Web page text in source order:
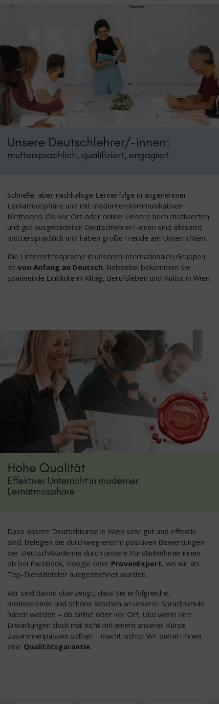
Unsere Deutschlehrer/-innen:
muttersprachlich, qualifiziert, engagiert
Schnelle, aber nachhaltige Lernerfolge in angenehmer
Lernatmosphäre und mit modernen kommunikativen
Methoden. Ob vor Ort oder online: Unsere hoch motivierten
und gut ausgebildeten Deutschlehrer/-innen sind allesamt
muttersprachlich und haben große Freude am Unterrichten.
Die Unterrichtssprache in unseren internationalen Gruppen
ist von Anfang an Deutsch. Nebenbei bekommen Sie
spannende Einblicke in Alltag, Berufsleben und Kultur in Wien.
Hohe Qualität
Effektiver Unterricht in moderner
Lernatmosphäre
Dass unsere Deutschkurse in Wien sehr gut und effektiv
sind, belegen die durchweg enorm positiven Bewertungen
der DeutschAkademie durch unsere Kursteilnehmer:innen –
ob bei Facebook, Google oder ProvenExpert, wo wir als
Top-Dienstleister ausgezeichnet wurden.
Wir sind davon überzeugt, dass Sie erfolgreiche,
motivierende und schöne Wochen an unserer Sprachschule
haben werden – ob online oder vor Ort. Und wenn Ihre
Erwartungen doch mal nicht mit einem unserer Kurse
zusammenpassen sollten – macht nichts: Wir bieten Ihnen
eine Qualitätsgarantie.